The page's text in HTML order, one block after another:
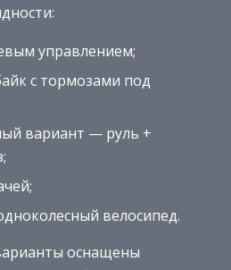
управлением;
с тормозами под
вариант — руль +
велосипед.
оснащены